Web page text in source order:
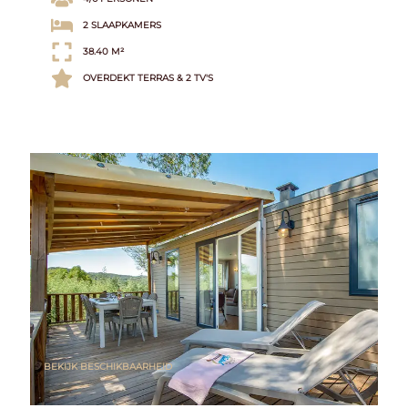
2 SLAAPKAMERS
38.40 M²
OVERDEKT TERRAS & 2 TV'S
BEKIJK BESCHIKBAARHEID